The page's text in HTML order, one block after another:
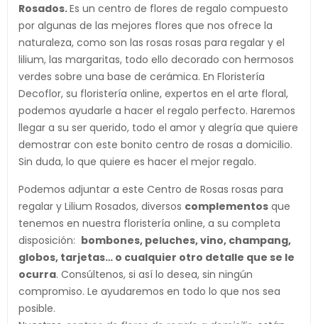
Rosados.Es un centro de flores de regalo compuesto
por algunas de las mejores flores que nos ofrece la
naturaleza, como son las rosas rosas para regalar y el
lilium, las margaritas, todo ello decorado con hermosos
verdes sobre una base de cerámica. En Floristería
Decoflor, su floristería online, expertos en el arte floral,
podemos ayudarle a hacer el regalo perfecto. Haremos
llegar a su ser querido, todo el amor y alegría que quiere
demostrar con este bonito centro de rosas a domicilio.
Sin duda, lo que quiere es hacer el mejor regalo.
Podemos adjuntar a este Centro de Rosas rosas para
regalar y Lilium Rosados, diversos complementos que
tenemos en nuestra floristería online, a su completa
disposición: bombones, peluches, vino, champang,
globos, tarjetas… o cualquier otro detalle que se le
ocurra. Consúltenos, si así lo desea, sin ningún
compromiso. Le ayudaremos en todo lo que nos sea
posible.